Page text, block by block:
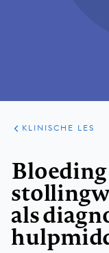
ARTIKELEN
PRAKTIJK
KLINISCHE LES
als